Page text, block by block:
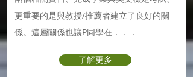
更重要的是與教授/推薦者建立了良好的關
係。這層關係也讓P同學在．．．
了解更多